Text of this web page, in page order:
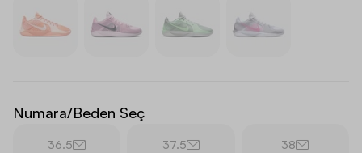
Numara/Beden Seç
36.5 37.5 38